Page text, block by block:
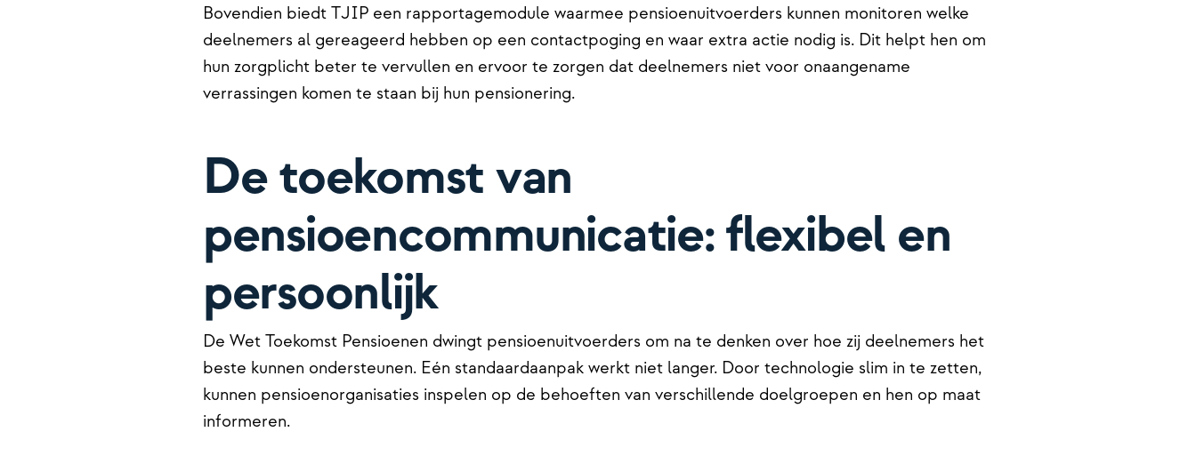
Bovendien biedt TJIP een rapportagemodule waarmee pensioenuitvoerders kunnen monitoren welke
deelnemers al gereageerd hebben op een contactpoging en waar extra actie nodig is. Dit helpt hen om
hun zorgplicht beter te vervullen en ervoor te zorgen dat deelnemers niet voor onaangename
verrassingen komen te staan bij hun pensionering.
De toekomst van
pensioencommunicatie: flexibel en
persoonlijk
De Wet Toekomst Pensioenen dwingt pensioenuitvoerders om na te denken over hoe zij deelnemers het
beste kunnen ondersteunen. Eén standaardaanpak werkt niet langer. Door technologie slim in te zetten,
kunnen pensioenorganisaties inspelen op de behoeften van verschillende doelgroepen en hen op maat
informeren.